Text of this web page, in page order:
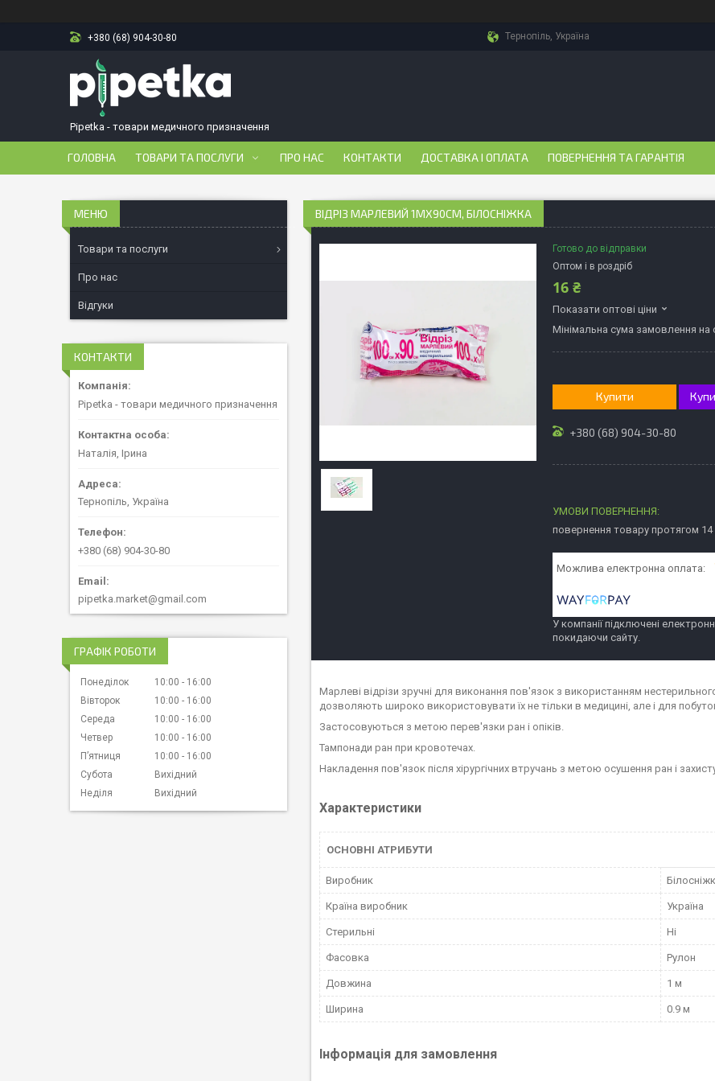
+380 (68) 904-30-80 Тернопіль, Україна
Pipetka - товари медичного призначення
ГОЛОВНА ТОВАРИ ТА ПОСЛУГИ ПРО НАС КОНТАКТИ ДОСТАВКА І ОПЛАТА ПОВЕРНЕННЯ ТА ГАРАНТІЯ
ВІДРІЗ МАРЛЕВИЙ 1МХ90СМ, БІЛОСНІЖКА
Готово до відправки
Оптом і в роздріб
16 ₴
Показати оптові ціни
Мінімальна сума замовлення на
Купити
+380 (68) 904-30-80
повернення товару протягом 14
У компанії підключені
покидаючи сайту.
Марлеві відрізи зручні для виконання пов'язок з використанням
дозволяють широко використовувати їх не тільки в медицині, але і для
Застосовуються з метою перев'язки ран і опіків.
Тампонади ран при кровотечах.
Накладення пов'язок після хірургічних втручань з метою осушення ран і захисту
Характеристики
ОСНОВНІ АТРИБУТИ
Виробник
Країна виробник Україна
Стерильні Ні
Фасовка Рулон
Довжина 1 м
Ширина 0.9 м
Інформація для замовлення
Товари та послуги
Про нас
Відгуки
КОНТАКТИ
Pipetka - товари медичного призначення
Наталія, Ірина
Тернопіль, Україна
+380 (68) 904-30-80
pipetka.market@gmail.com
ГРАФІК РОБОТИ
Понеділок 10:00
16:00
Вівторок
10:00
16:00
Середа
10:00
16:00
Четвер
10:00
16:00
Пʼятниця
10:00
16:00
Субота
Вихідний
Неділя
Вихідний